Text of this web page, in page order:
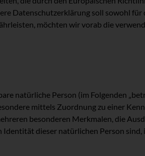
Datenschutzerklärung soll sowohl
möchten wir vorab die
natürliche Person (im Folgenden
mittels Zuordnung zu einer
besonderen Merkmalen, die
Identität dieser natürlichen Person